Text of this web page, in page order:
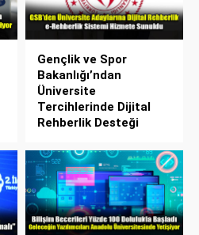
Gençlik ve Spor
Bakanlığı’ndan
Üniversite
Tercihlerinde Dijital
Rehberlik Desteği